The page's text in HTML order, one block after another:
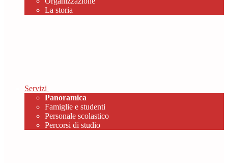
La storia
Servizi
Panoramica
Famiglie e studenti
Personale scolastico
Percorsi di studio